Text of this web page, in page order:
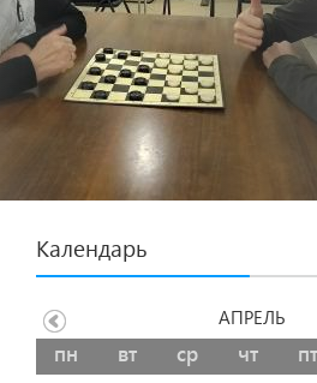
Календарь
пн вт ср чт пт
АПРЕЛЬ